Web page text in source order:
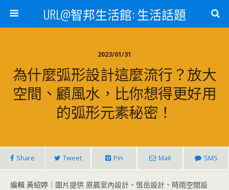
URL@智邦生活館: 生活話題
2023/01/31
為什麼弧形設計這麼流行？放大
空間、顧風水，比你想得更好用
的弧形元素秘密！
Share Tweet Pin Mail SMS
編輯 黃紹婷｜圖片提供 原晨室內設計、恆岳設計、時雨空間設